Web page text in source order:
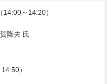
～14:20）
隆夫 氏
）